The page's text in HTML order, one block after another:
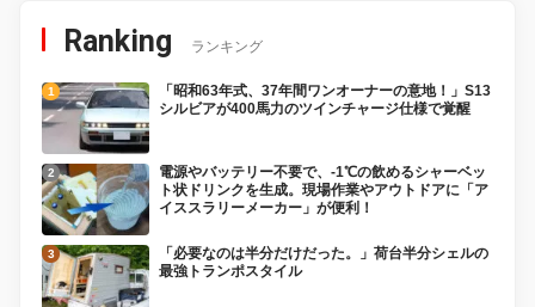
Ranking ランキング
「昭和63年式、37年間ワンオーナーの意地！」S13
シルビアが400馬力のツインチャージ仕様で覚醒
電源やバッテリー不要で、-1℃の飲めるシャーベッ
ト状ドリンクを生成。現場作業やアウトドアに「ア
イススラリーメーカー」が便利！
「必要なのは半分だけだった。」荷台半分シェルの
最強トランポスタイル